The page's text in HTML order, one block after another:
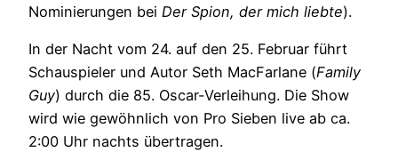
Nominierungen bei Der Spion, der mich liebte).
In der Nacht vom 24. auf den 25. Februar führt
Schauspieler und Autor Seth MacFarlane (Family
Guy) durch die 85. Oscar-Verleihung. Die Show
wird wie gewöhnlich von Pro Sieben live ab ca.
2:00 Uhr nachts übertragen.